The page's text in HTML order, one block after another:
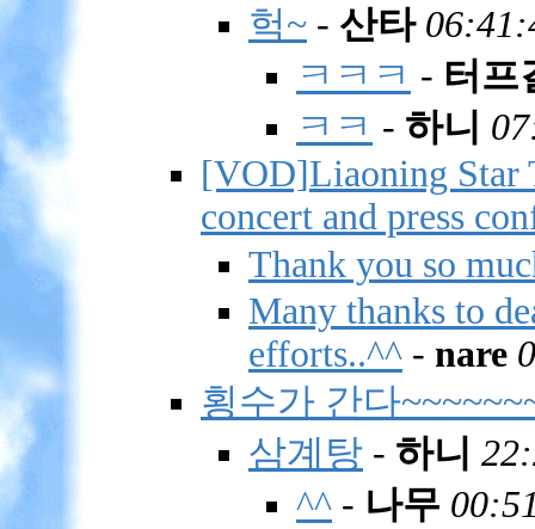
헉~ - 산타
ㅋㅋㅋ - 터프
ㅋㅋ - 하니
[VOD]Liaoning Star
concert and press
Thank you so
Many thanks to
efforts..^^ - nare
횡수가 간다
삼계탕 - 하니
^^ - 나무